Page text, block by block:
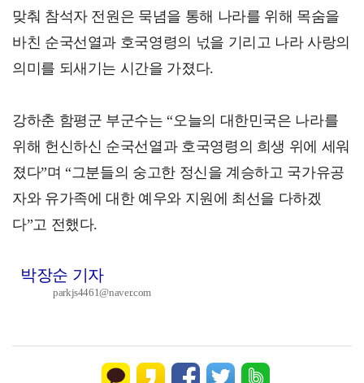
맞춰 참석자 전원은 묵념을 통해 나라를 위해 목숨을
바친 순국선열과 호국영령의 넋을 기리고 나라 사랑의
의미를 되새기는 시간을 가졌다.
강하춘 함평군 부군수는 “오늘의 대한민국은 나라를
위해 헌신하신 순국선열과 호국영령의 희생 위에 세워
졌다”며 “그분들의 숭고한 정신을 계승하고 국가유공
자와 유가족에 대한 예우와 지원에 최선을 다하겠
다”고 전했다.
박장순 기자
parkjs4461@naver.com